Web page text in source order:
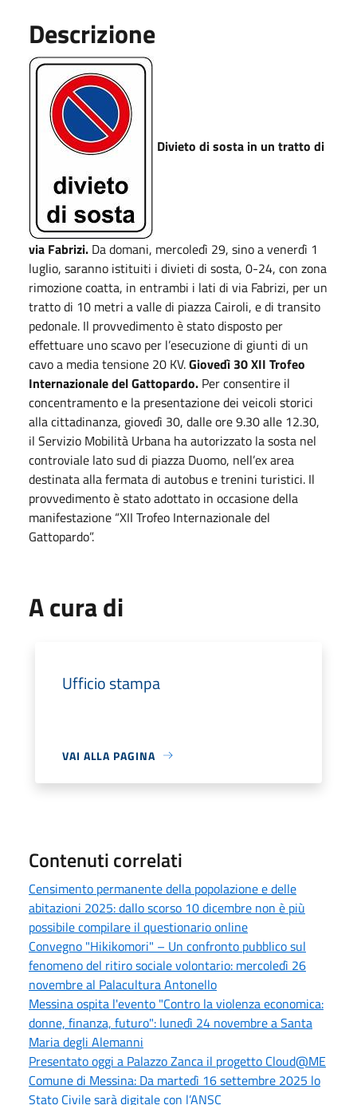
Descrizione
Divieto di sosta in un tratto di
via Fabrizi. Da domani, mercoledì 29, sino a venerdì 1
luglio, saranno istituiti i divieti di sosta, 0-24, con zona
rimozione coatta, in entrambi i lati di via Fabrizi, per un
tratto di 10 metri a valle di piazza Cairoli, e di transito
pedonale. Il provvedimento è stato disposto per
effettuare uno scavo per l’esecuzione di giunti di un
cavo a media tensione 20 KV.Giovedì 30 XII Trofeo
Internazionale del Gattopardo. Per consentire il
concentramento e la presentazione dei veicoli storici
alla cittadinanza, giovedì 30, dalle ore 9.30 alle 12.30,
il Servizio Mobilità Urbana ha autorizzato la sosta nel
controviale lato sud di piazza Duomo, nell’ex area
destinata alla fermata di autobus e trenini turistici. Il
provvedimento è stato adottato in occasione della
manifestazione “XII Trofeo Internazionale del
Gattopardo”.
A cura di
Ufficio stampa
VAI ALLA PAGINA
Contenuti correlati
Censimento permanente della popolazione e delle
abitazioni 2025: dallo scorso 10 dicembre non è più
possibile compilare il questionario online
Convegno "Hikikomori" – Un confronto pubblico sul
fenomeno del ritiro sociale volontario: mercoledì 26
novembre al Palacultura Antonello
Messina ospita l'evento "Contro la violenza economica:
donne, finanza, futuro": lunedì 24 novembre a Santa
Maria degli Alemanni
Presentato oggi a Palazzo Zanca il progetto Cloud@ME
Comune di Messina: Da martedì 16 settembre 2025 lo
Stato Civile sarà digitale con l’ANSC